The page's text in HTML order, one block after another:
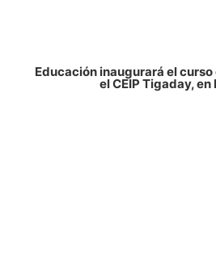
Educación inaugurará el
el CEIP Tigaday, en